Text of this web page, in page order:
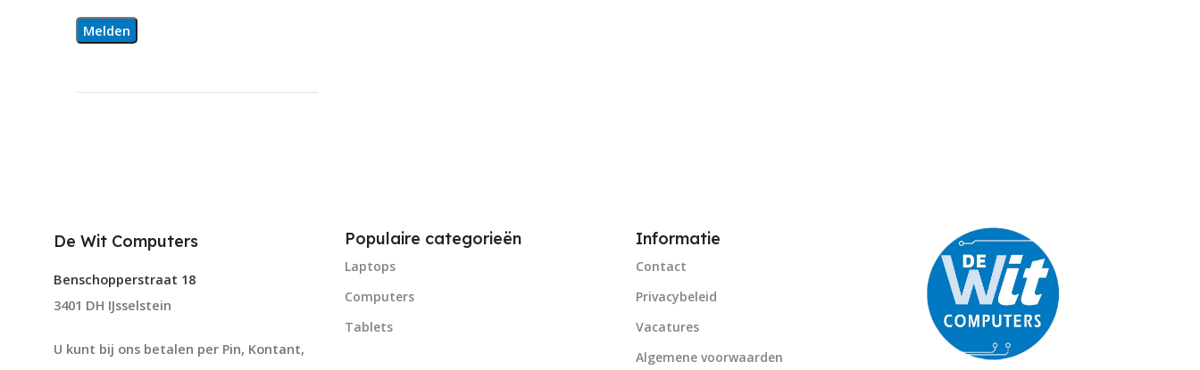
De Wit Computers
Benschopperstraat 18
3401 DH IJsselstein
U kunt bij ons betalen per Pin, Kontant,
Populaire categorieën
Laptops
Computers
Tablets
Informatie
Contact
Privacybeleid
Vacatures
Algemene voorwaarden